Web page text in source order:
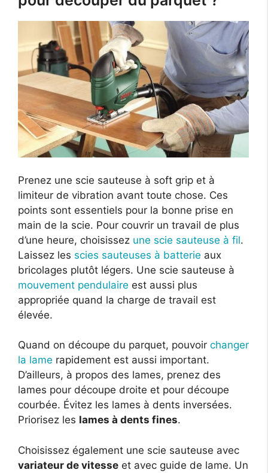
Prenez une scie sauteuse à soft grip et à
limiteur de vibration avant toute chose. Ces
points sont essentiels pour la bonne prise en
main de la scie. Pour couvrir un travail de plus
d’une heure, choisissez une scie sauteuse à fil.
Laissez les scies sauteuses à batterie aux
bricolages plutôt légers. Une scie sauteuse à
mouvement pendulaire est aussi plus
appropriée quand la charge de travail est
élevée.
Quand on découpe du parquet, pouvoir changer
la lame rapidement est aussi important.
D’ailleurs, à propos des lames, prenez des
lames pour découpe droite et pour découpe
courbée. Évitez les lames à dents inversées.
Priorisez les lames à dents fines.
Choisissez également une scie sauteuse avec
variateur de vitesse et avec guide de lame. Un